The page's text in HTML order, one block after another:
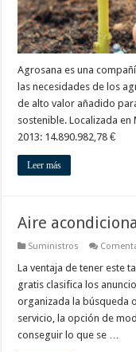
Agrosana es una
las necesidades de los
de alto valor añadido
sostenible. Localizada
2013: 14.890.982,78 €
Leer más
Aire
Suministros
La ventaja de tener este
gratis clasifica los
organizada la búsqueda
servicio, la opción de
conseguir lo que se …